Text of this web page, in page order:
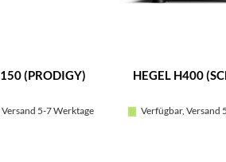
(PRODIGY)
5-7 Werktage
HEGEL H400
Verfügbar, Versand